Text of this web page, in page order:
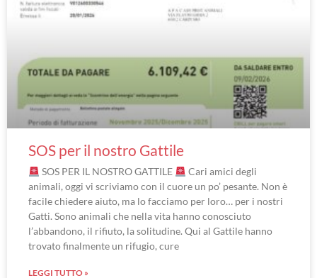
SOS per il nostro Gattile
SOS PER IL NOSTRO GATTILE
Cari amici degli
animali, oggi vi scriviamo con il cuore un po’ pesante. Non è
facile chiedere aiuto, ma lo facciamo per loro… per i nostri
Gatti. Sono animali che nella vita hanno conosciuto
l’abbandono, il rifiuto, la solitudine. Qui al Gattile hanno
trovato finalmente un rifugio, cure
LEGGI TUTTO »